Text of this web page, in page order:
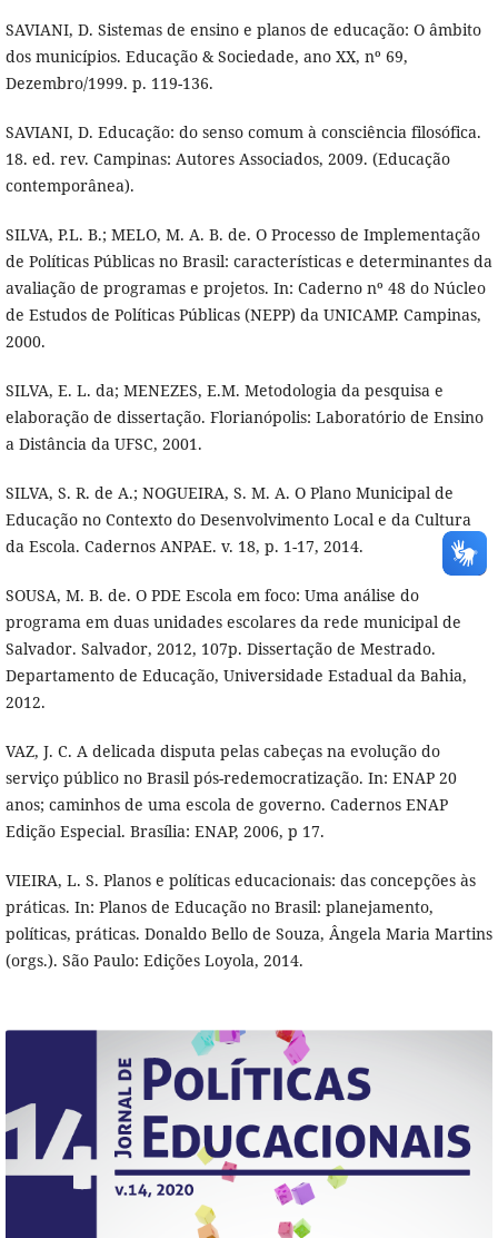
SAVIANI, D. Sistemas de ensino e planos de educação: O âmbito
dos municípios. Educação & Sociedade, ano XX, nº 69,
Dezembro/1999. p. 119-136.
SAVIANI, D. Educação: do senso comum à consciência filosófica.
18. ed. rev. Campinas: Autores Associados, 2009. (Educação
contemporânea).
SILVA, P.L. B.; MELO, M. A. B. de. O Processo de Implementação
de Políticas Públicas no Brasil: características e determinantes da
avaliação de programas e projetos. In: Caderno nº 48 do Núcleo
de Estudos de Políticas Públicas (NEPP) da UNICAMP. Campinas,
2000.
SILVA, E. L. da; MENEZES, E.M. Metodologia da pesquisa e
elaboração de dissertação. Florianópolis: Laboratório de Ensino
a Distância da UFSC, 2001.
SILVA, S. R. de A.; NOGUEIRA, S. M. A. O Plano Municipal de
Educação no Contexto do Desenvolvimento Local e da Cultura
da Escola. Cadernos ANPAE. v. 18, p. 1-17, 2014.
SOUSA, M. B. de. O PDE Escola em foco: Uma análise do
programa em duas unidades escolares da rede municipal de
Salvador. Salvador, 2012, 107p. Dissertação de Mestrado.
Departamento de Educação, Universidade Estadual da Bahia,
2012.
VAZ, J. C. A delicada disputa pelas cabeças na evolução do
serviço público no Brasil pós-redemocratização. In: ENAP 20
anos; caminhos de uma escola de governo. Cadernos ENAP
Edição Especial. Brasília: ENAP, 2006, p 17.
VIEIRA, L. S. Planos e políticas educacionais: das concepções às
práticas. In: Planos de Educação no Brasil: planejamento,
políticas, práticas. Donaldo Bello de Souza, Ângela Maria Martins
(orgs.). São Paulo: Edições Loyola, 2014.